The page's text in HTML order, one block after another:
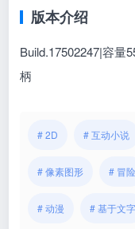
版本介绍
Build.17502247|容量
柄
# 2D # 互动小说
# 像素图形 # 冒险
# 动漫 # 基于文字